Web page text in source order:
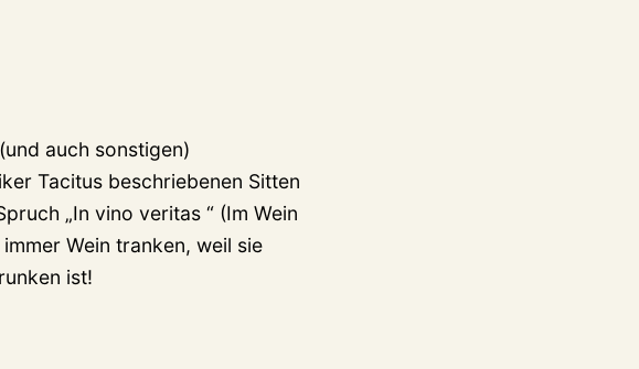
auch sonstigen)
Tacitus beschriebenen Sitten
„In vino veritas “ (Im Wein
Wein tranken, weil sie
ist!